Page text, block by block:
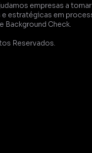
empresas a tomar
e estratégicas em
Background Check.
Reservados.